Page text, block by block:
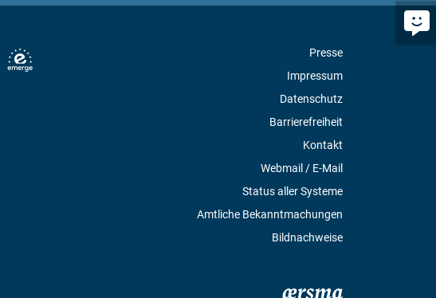
Presse
Impressum
Datenschutz
Barrierefreiheit
Kontakt
Webmail / E-Mail
Status aller Systeme
Amtliche Bekanntmachungen
Bildnachweise